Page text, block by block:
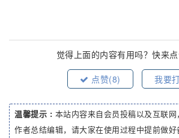
觉得上面的内容有用吗？快来点
点赞(8) 我要
温馨提示 : 本站内容来自会员投稿以及互联
作者总结编辑，请大家在使用过程中提前做